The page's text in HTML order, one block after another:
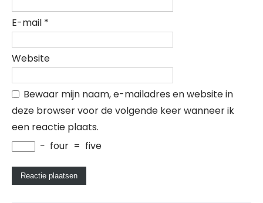
E-mail *
Website
Bewaar mijn naam, e-mailadres en website in
deze browser voor de volgende keer wanneer ik
een reactie plaats.
− four = five